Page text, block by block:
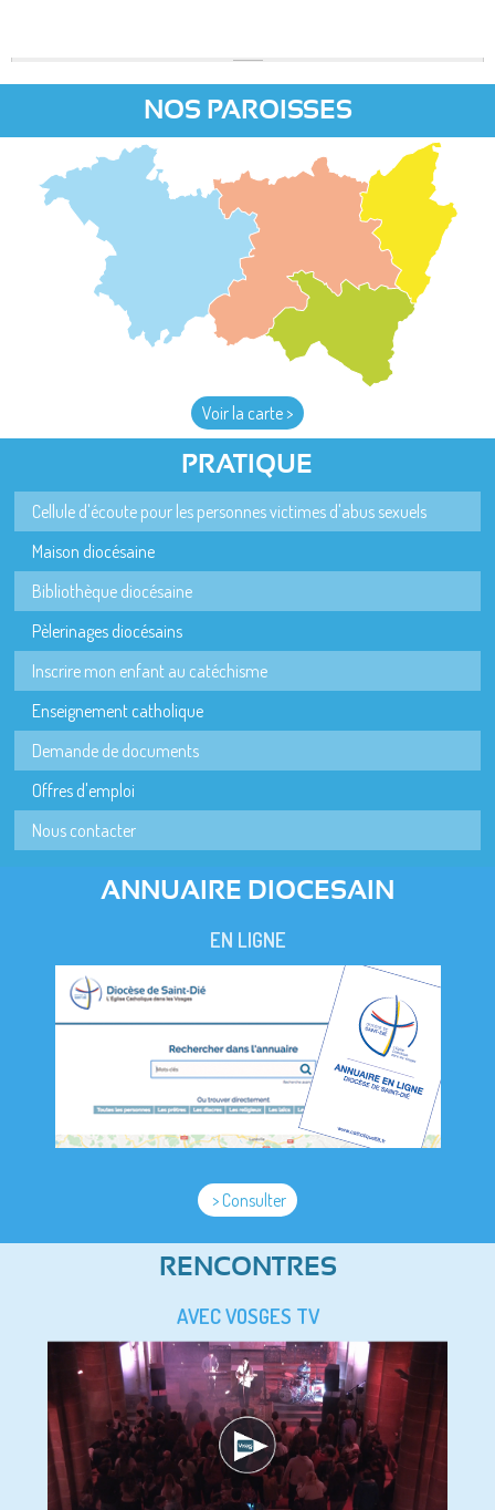
NOS PAROISSES
Voir la carte >
PRATIQUE
Cellule d'écoute pour les personnes victimes d'abus sexuels
Maison diocésaine
Bibliothèque diocésaine
Pèlerinages diocésains
Inscrire mon enfant au catéchisme
Enseignement catholique
Demande de documents
Offres d'emploi
Nous contacter
ANNUAIRE DIOCESAIN
EN LIGNE
> Consulter
RENCONTRES
AVEC VOSGES TV